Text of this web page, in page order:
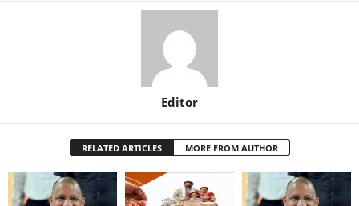
Editor
RELATED ARTICLES MORE FROM AUTHOR